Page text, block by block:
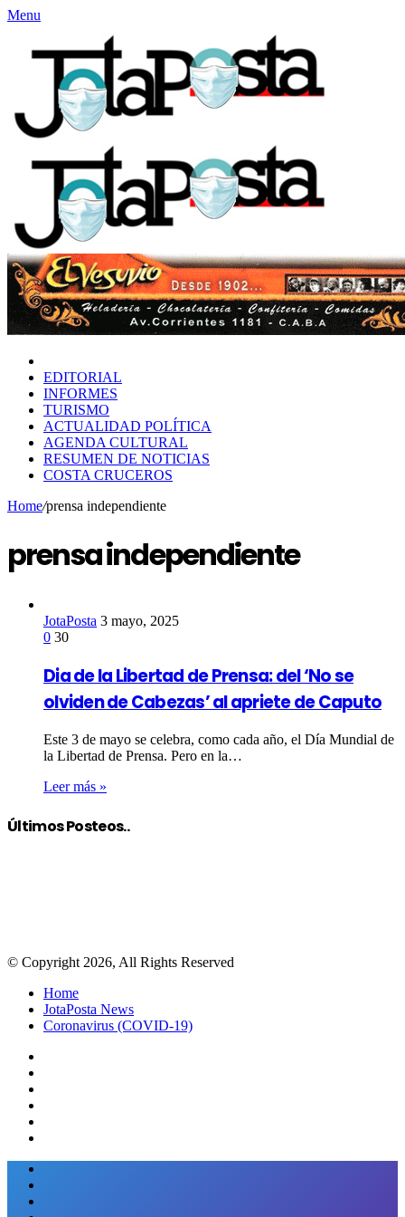
Menu
EDITORIAL
INFORMES
TURISMO
ACTUALIDAD POLÍTICA
AGENDA CULTURAL
RESUMEN DE NOTICIAS
COSTA CRUCEROS
Home/prensa independiente
prensa independiente
JotaPosta 3 mayo, 2025
0 30
Dia de la Libertad de Prensa: del ‘No se
olviden de Cabezas’ al apriete de Caputo
Este 3 de mayo se celebra, como cada año, el Día Mundial de
la Libertad de Prensa. Pero en la…
Leer más »
Últimos Posteos..
© Copyright 2026, All Rights Reserved
Home
JotaPosta News
Coronavirus (COVID-19)
Close